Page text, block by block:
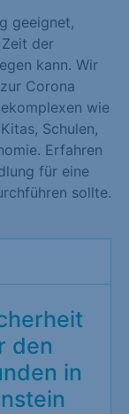
geeignet,
der
kann. Wir
Corona
wie
Schulen,
Erfahren
für eine
sollte.
den
in